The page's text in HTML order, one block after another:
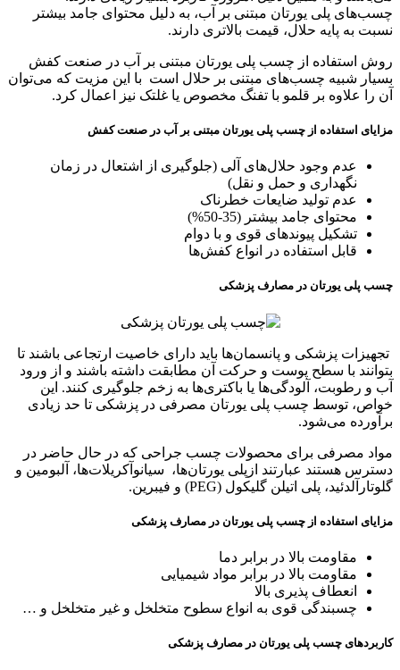
چسب‌های پلی یورتان مبتنی بر آب، به دلیل محتوای جامد بیشتر
نسبت به پایه حلال، قیمت بالاتری دارند.
روش استفاده از چسب پلی یورتان مبتنی بر آب در صنعت کفش
بسیار شبیه چسب‌های مبتنی بر حلال است با این مزیت که می‌توان
آن‌ را علاوه بر قلمو با تفنگ مخصوص یا غلتک نیز اعمال کرد.
مزایای استفاده از چسب پلی یورتان مبتنی بر آب در صنعت کفش
عدم وجود حلال‌های آلی (جلوگیری از اشتعال در زمان
نگهداری و حمل و نقل)
عدم تولید ضایعات خطرناک
محتوای جامد بیشتر (35-50%)
تشکیل پیوندهای قوی و با دوام
قابل استفاده در انواع کفش‌ها
چسب پلی یورتان در مصارف پزشکی
تجهیزات پزشکی و پانسمان‌ها باید دارای خاصیت ارتجاعی باشند تا
بتوانند با سطح پوست و حرکت آن مطابقت داشته باشند و از ورود
آب و رطوبت، آلودگی‌ها یا باکتری‌ها به زخم جلوگیری کنند. این
خواص، توسط چسب پلی یورتان مصرفی در پزشکی تا حد زیادی
برآورده می‌شود.
مواد مصرفی برای محصولات چسب جراحی که در حال حاضر در
دسترس هستند عبارتند ازپلی یورتان‌ها، سیانوآکریلات‌ها، آلبومین و
گلوتارآلدئید، پلی اتیلن گلیکول (PEG) و فیبرین.
مزایای استفاده از چسب پلی یورتان در مصارف پزشکی
مقاومت بالا در برابر دما
مقاومت بالا در برابر مواد شیمیایی
انعطاف پذیری بالا
چسبندگی قوی به انواع سطوح متخلخل و غیر متخلخل و …
کاربردهای چسب پلی یورتان در مصارف پزشکی